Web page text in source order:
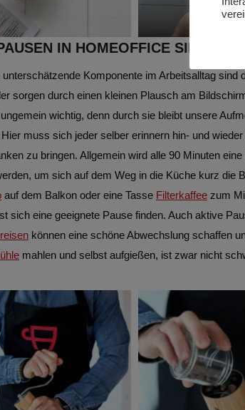
IN HOMEOFFICE SIND
Komponente im Arbeitsalltag
sorgen durch einen kleinen Plausch am
wichtig, denn durch sie bleibt unsere
muss sich jeder selber erinnern hin- und
zu bringen. Allgemein wird alle 90 Minuten
um sich auf dem Weg in die Küche kurz die
auf dem Balkon oder eine Tasse Filterkaffee zum
sich eine geeignete Pause finden. Auch aktive
können eine schöne Abwechslung schaffen
mahlen und selbst aufgießen, ist zwar nicht